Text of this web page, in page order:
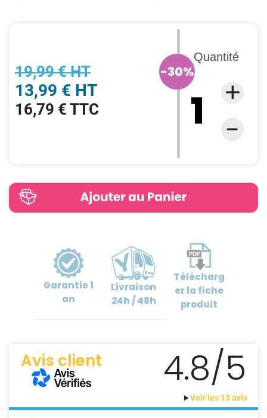
19,99 € HT
13,99 € HT
16,79 € TTC
-30%
Quantité
Garantie1
an
Livraison
24h / 48h
Télécharg
erla fiche
produit
Avis client 4.8/5
Voir les 13 avis